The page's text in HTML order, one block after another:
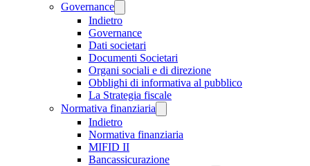
Governance
Indietro
Governance
Dati societari
Documenti Societari
Organi sociali e di direzione
Obblighi di informativa al pubblico
La Strategia fiscale
Normativa finanziaria
Indietro
Normativa finanziaria
MIFID II
Bancassicurazione